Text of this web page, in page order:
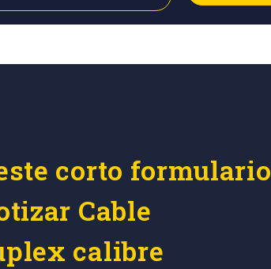
corto formulario
Cable
calibre